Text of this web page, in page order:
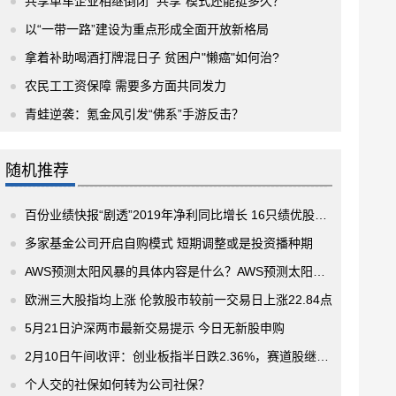
以“一带一路”建设为重点形成全面开放新格局
拿着补助喝酒打牌混日子 贫困户"懒癌"如何治?
农民工工资保障 需要多方面共同发力
青蛙逆袭：氪金风引发“佛系”手游反击？
随机推荐
百份业绩快报“剧透”2019年净利同比增长 16只绩优股获得5家及以上机构扎堆看好
多家基金公司开启自购模式 短期调整或是投资播种期
AWS预测太阳风暴的具体内容是什么？AWS预测太阳风暴的主要目的有哪些？
欧洲三大股指均上涨 伦敦股市较前一交易日上涨22.84点
5月21日沪深两市最新交易提示 今日无新股申购
2月10日午间收评：创业板指半日跌2.36%，赛道股继续下挫，宁德时代放量跌近8%
个人交的社保如何转为公司社保？